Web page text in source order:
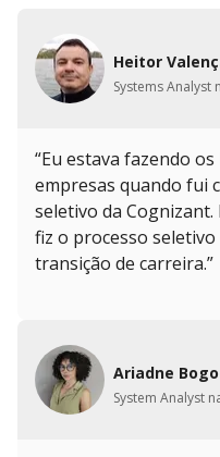
Heitor
Systems Analyst
“Eu estava fazendo
empresas quando fui
seletivo da
fiz o processo
transição de carreira.”
Ariadne Bogo
System Analyst